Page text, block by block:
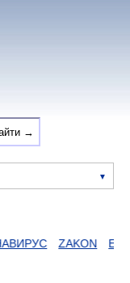
ZAKON ЕГОВ